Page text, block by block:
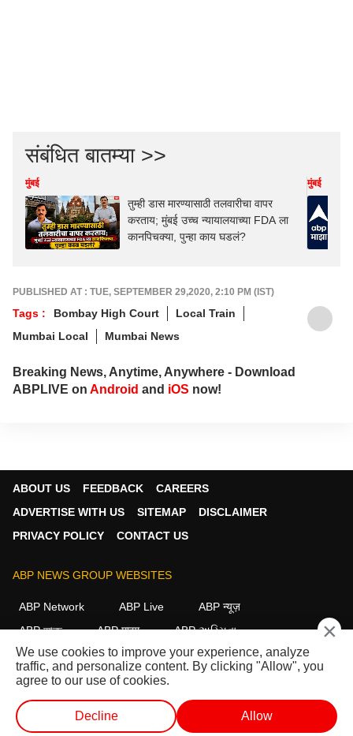
संबंधित बातम्या >>
मुंबई
तुम्ही डास मारण्यासाठी तलवारीचा वापर
करताय; मुंबई उच्च न्यायालयाच्या FDA ला
कानपिचक्या, पुन्हा काय घडलं?
मुंबई
PUBLISHED AT : TUE, SEPTEMBER 29,2020, 2:10 PM (IST)
Tags : Bombay High Court
Local Train
Mumbai Local
Mumbai News
Breaking News, Anytime, Anywhere - Download
ABPLIVE on Android and iOS now!
ABOUT US FEEDBACK
CAREERS
ADVERTISE WITH US
SITEMAP
DISCLAIMER
PRIVACY POLICY
CONTACT US
ABP NEWS GROUP WEBSITES
ABP Network ABP Live
ABP न्यूज़
ABP আনন্দ
ABP माझा
ABP અસ્મિતા
ABP Ganga
ABP ਸਾਂਝਾ ABP நாடு ABP దేశం
FOLLOW US
×
We use cookies to improve your experience, analyze
traffic, and personalize content. By clicking "Allow", you
agree to our use of cookies.
Decline Allow